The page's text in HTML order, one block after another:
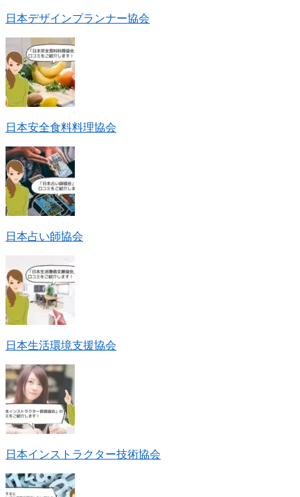
日本デザインプランナー協会
日本安全食料料理協会
日本占い師協会
日本生活環境支援協会
日本インストラクター技術協会